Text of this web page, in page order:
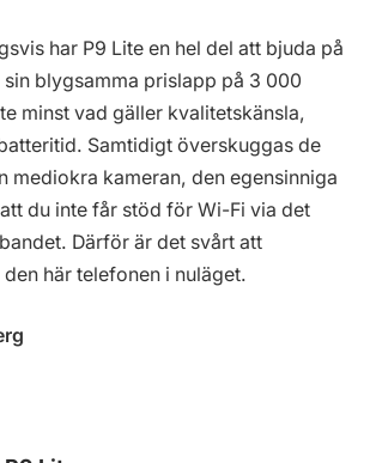
har P9 Lite en hel del att bjuda på
blygsamma prislapp på 3 000
minst vad gäller kvalitetskänsla,
Samtidigt överskuggas de
mediokra kameran, den egensinniga
du inte får stöd för Wi-Fi via det
Därför är det svårt att
här telefonen i nuläget.